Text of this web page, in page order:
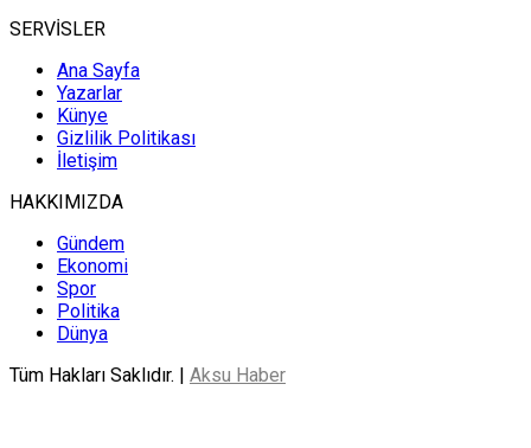
SERVİSLER
Ana Sayfa
Yazarlar
Künye
Gizlilik Politikası
İletişim
HAKKIMIZDA
Gündem
Ekonomi
Spor
Politika
Dünya
Tüm Hakları Saklıdır. | Aksu Haber